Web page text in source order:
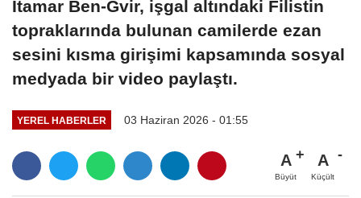
Itamar Ben-Gvir, işgal altındaki Filistin
topraklarında bulunan camilerde ezan
sesini kısma girişimi kapsamında sosyal
medyada bir video paylaştı.
YEREL HABERLER 03 Haziran 2026 - 01:55
A
Büyüt
A
Küçült